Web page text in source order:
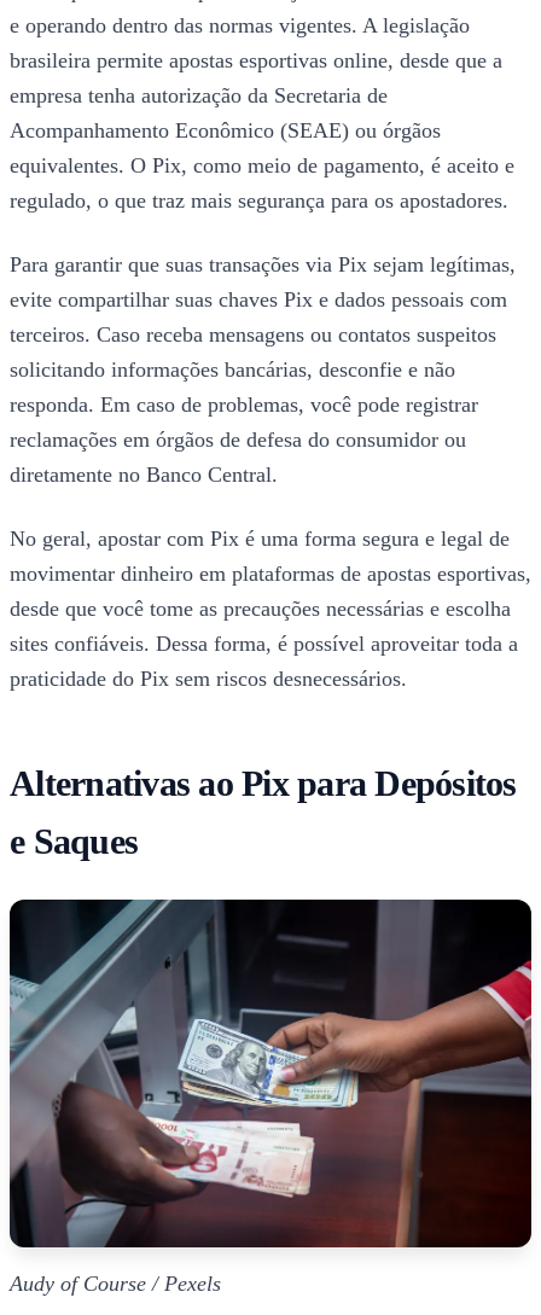
e operando dentro das normas vigentes. A legislação
brasileira permite apostas esportivas online, desde que a
empresa tenha autorização da Secretaria de
Acompanhamento Econômico (SEAE) ou órgãos
equivalentes. O Pix, como meio de pagamento, é aceito e
regulado, o que traz mais segurança para os apostadores.
Para garantir que suas transações via Pix sejam legítimas,
evite compartilhar suas chaves Pix e dados pessoais com
terceiros. Caso receba mensagens ou contatos suspeitos
solicitando informações bancárias, desconfie e não
responda. Em caso de problemas, você pode registrar
reclamações em órgãos de defesa do consumidor ou
diretamente no Banco Central.
No geral, apostar com Pix é uma forma segura e legal de
movimentar dinheiro em plataformas de apostas esportivas,
desde que você tome as precauções necessárias e escolha
sites confiáveis. Dessa forma, é possível aproveitar toda a
praticidade do Pix sem riscos desnecessários.
Alternativas ao Pix para Depósitos
e Saques
Audy of Course / Pexels